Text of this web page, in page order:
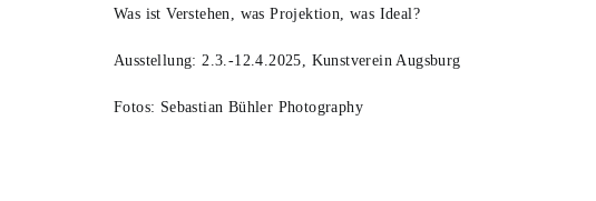
Was ist Verstehen, was Projektion, was Ideal?
Ausstellung: 2.3.-12.4.2025, Kunstverein Augsburg
Fotos: Sebastian Bühler Photography